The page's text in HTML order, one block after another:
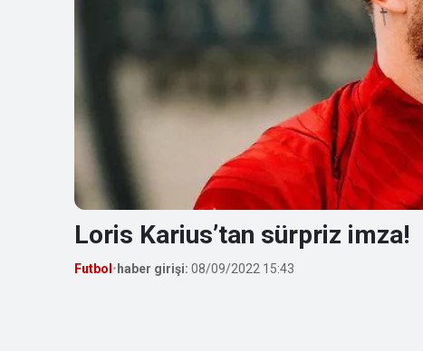
Loris Karius’tan sürpriz imza!
Futbol • haber girişi: 08/09/2022 15:43